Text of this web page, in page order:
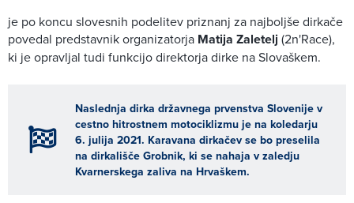
je po koncu slovesnih podelitev priznanj za najboljše dirkače
povedal predstavnik organizatorja Matija Zaletelj (2n'Race),
ki je opravljal tudi funkcijo direktorja dirke na Slovaškem.
Naslednja dirka državnega prvenstva Slovenije v
cestno hitrostnem motociklizmu je na koledarju
6. julija 2021. Karavana dirkačev se bo preselila
na dirkališče Grobnik, ki se nahaja v zaledju
Kvarnerskega zaliva na Hrvaškem.